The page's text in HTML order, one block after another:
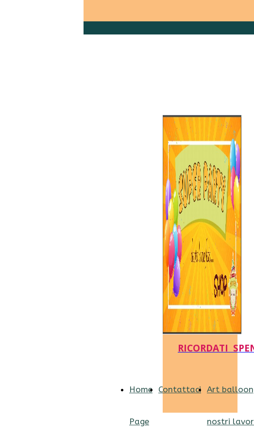
RICORDATI
Home
Page
Contattaci Art
nostri